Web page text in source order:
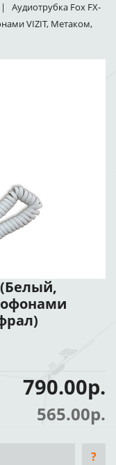
Аудиотрубка Fox FX-
VIZIT, Метаком,
(Белый,
790.00р.
565.00р.
?